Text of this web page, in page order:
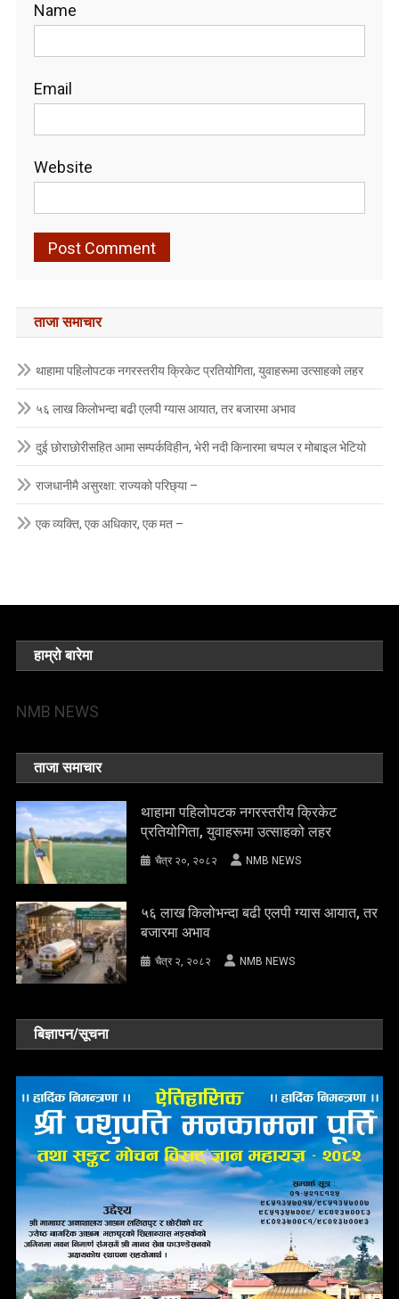
Name
Email
Website
ताजा समाचार
थाहामा पहिलोपटक नगरस्तरीय क्रिकेट प्रतियोगिता, युवाहरूमा उत्साहको लहर
५६ लाख किलोभन्दा बढी एलपी ग्यास आयात, तर बजारमा अभाव
दुई छोराछोरीसहित आमा सम्पर्कविहीन, भेरी नदी किनारमा चप्पल र मोबाइल भेटियो
राजधानीमै असुरक्षा: राज्यको परिछ्या –
एक व्यक्ति, एक अधिकार, एक मत –
हाम्रो बारेमा
NMB NEWS
ताजा समाचार
थाहामा पहिलोपटक नगरस्तरीय क्रिकेट
प्रतियोगिता, युवाहरूमा उत्साहको लहर
चैत्र २०, २०८२ NMB NEWS
५६ लाख किलोभन्दा बढी एलपी ग्यास आयात, तर
बजारमा अभाव
चैत्र २, २०८२ NMB NEWS
बिज्ञापन/सूचना